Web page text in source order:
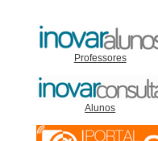
Professores
Alunos